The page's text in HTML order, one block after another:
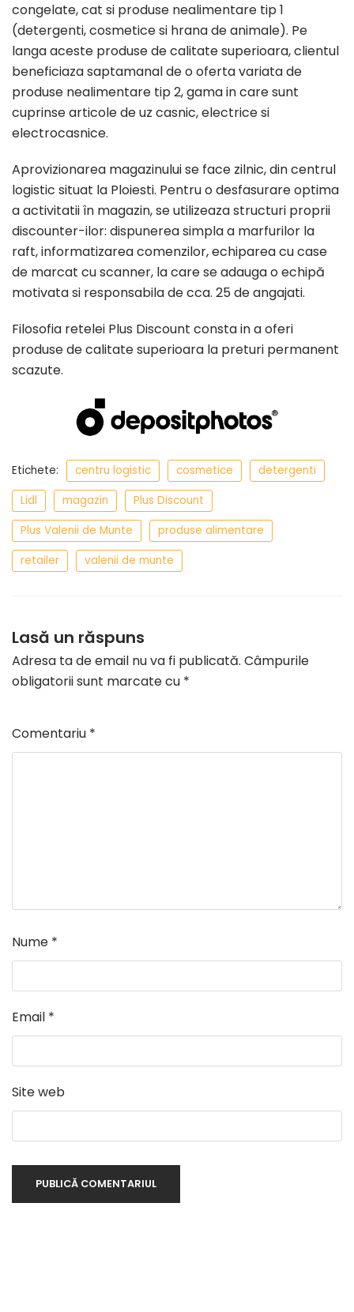
congelate, cat si produse nealimentare tip 1
(detergenti, cosmetice si hrana de animale). Pe
langa aceste produse de calitate superioara, clientul
beneficiaza saptamanal de o oferta variata de
produse nealimentare tip 2, gama in care sunt
cuprinse articole de uz casnic, electrice si
electrocasnice.
Aprovizionarea magazinului se face zilnic, din centrul
logistic situat la Ploiesti. Pentru o desfasurare optima
a activitatii în magazin, se utilizeaza structuri proprii
discounter-ilor: dispunerea simpla a marfurilor la
raft, informatizarea comenzilor, echiparea cu case
de marcat cu scanner, la care se adauga o echipă
motivata si responsabila de cca. 25 de angajati.
Filosofia retelei Plus Discount consta in a oferi
produse de calitate superioara la preturi permanent
scazute.
Etichete: centru logistic cosmetice
detergenti
Lidl
magazin
Plus Discount
Plus Valenii de Munte
produse alimentare
retailer
valenii de munte
Lasă un răspuns
Adresa ta de email nu va fi publicată. Câmpurile
obligatorii sunt marcate cu *
Comentariu *
Nume *
Email *
Site web